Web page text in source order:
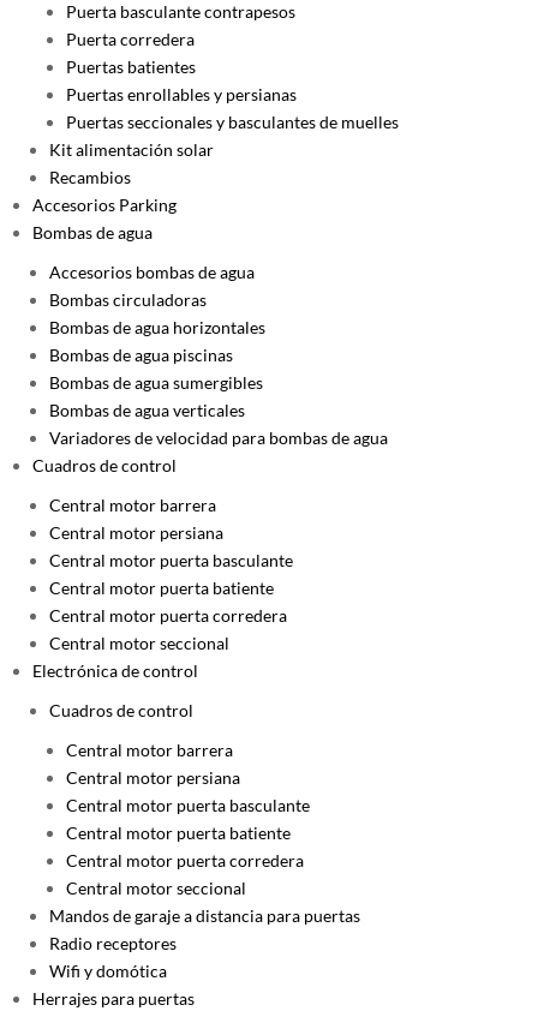
Puerta basculante contrapesos
Puerta corredera
Puertas batientes
Puertas enrollables y persianas
Puertas seccionales y basculantes de muelles
Kit alimentación solar
Recambios
Accesorios Parking
Bombas de agua
Accesorios bombas de agua
Bombas circuladoras
Bombas de agua horizontales
Bombas de agua piscinas
Bombas de agua sumergibles
Bombas de agua verticales
Variadores de velocidad para bombas de agua
Cuadros de control
Central motor barrera
Central motor persiana
Central motor puerta basculante
Central motor puerta batiente
Central motor puerta corredera
Central motor seccional
Electrónica de control
Cuadros de control
Central motor barrera
Central motor persiana
Central motor puerta basculante
Central motor puerta batiente
Central motor puerta corredera
Central motor seccional
Mandos de garaje a distancia para puertas
Radio receptores
Wifi y domótica
Herrajes para puertas